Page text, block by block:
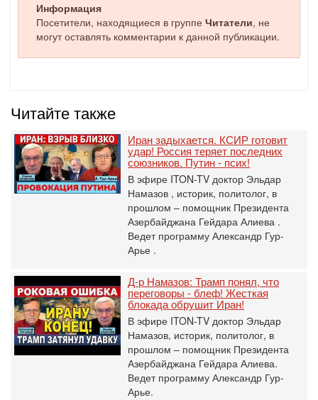
Информация
Посетители, находящиеся в группе Читатели, не
могут оставлять комментарии к данной публикации.
Читайте также
Иран задыхается. КСИР готовит
удар! Россия теряет последних
союзников. Путин - псих!
В эфире ITON-TV доктор Эльдар
Намазов , историк, политолог, в
прошлом – помощник Президента
Азербайджана Гейдара Алиева .
Ведет программу Александр Гур-
Арье .
Д-р Намазов: Трамп понял, что
переговоры - блеф! Жесткая
блокада обрушит Иран!
В эфире ITON-TV доктор Эльдар
Намазов, историк, политолог, в
прошлом – помощник Президента
Азербайджана Гейдара Алиева.
Ведет программу Александр Гур-
Арье.